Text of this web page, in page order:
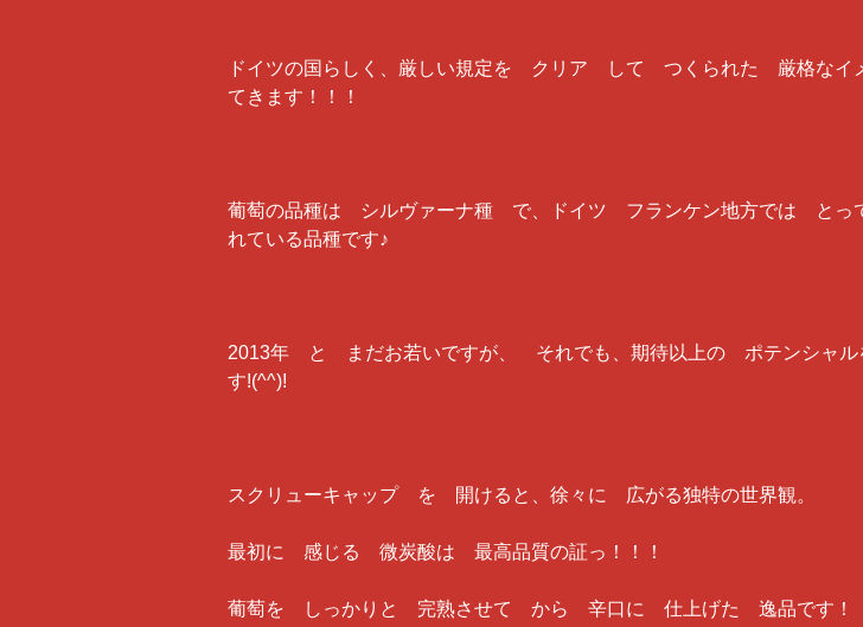
ドイツの国らしく、厳しい規定を クリア して つくられた 厳格なイ
てきます！！！
葡萄の品種は シルヴァーナ種 で、ドイツ フランケン地方では とっ
れている品種です♪
2013年 と まだお若いですが、 それでも、期待以上の ポテンシャ
す!(^^)!
スクリューキャップ を 開けると、徐々に 広がる独特の世界観。
最初に 感じる 微炭酸は 最高品質の証っ！！！
葡萄を しっかりと 完熟させて から 辛口に 仕上げた 逸品です！